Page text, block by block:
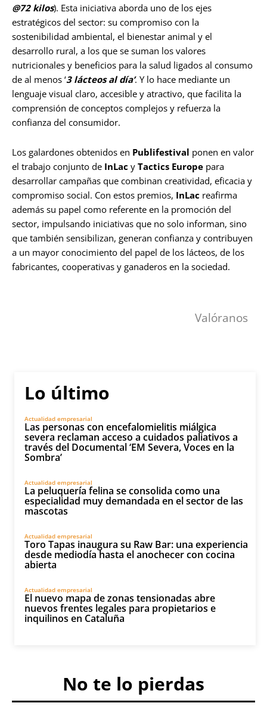
@72 kilos). Esta iniciativa aborda uno de los ejes
estratégicos del sector: su compromiso con la
sostenibilidad ambiental, el bienestar animal y el
desarrollo rural, a los que se suman los valores
nutricionales y beneficios para la salud ligados al consumo
de al menos ‘3 lácteos al día’. Y lo hace mediante un
lenguaje visual claro, accesible y atractivo, que facilita la
comprensión de conceptos complejos y refuerza la
confianza del consumidor.
Los galardones obtenidos en Publifestival ponen en valor
el trabajo conjunto de InLac y Tactics Europe para
desarrollar campañas que combinan creatividad, eficacia y
compromiso social. Con estos premios, InLac reafirma
además su papel como referente en la promoción del
sector, impulsando iniciativas que no solo informan, sino
que también sensibilizan, generan confianza y contribuyen
a un mayor conocimiento del papel de los lácteos, de los
fabricantes, cooperativas y ganaderos en la sociedad.
Valóranos
Lo último
Actualidad empresarial
Las personas con encefalomielitis miálgica
severa reclaman acceso a cuidados paliativos a
través del Documental ‘EM Severa, Voces en la
Sombra’
Actualidad empresarial
La peluquería felina se consolida como una
especialidad muy demandada en el sector de las
mascotas
Actualidad empresarial
Toro Tapas inaugura su Raw Bar: una experiencia
desde mediodía hasta el anochecer con cocina
abierta
Actualidad empresarial
El nuevo mapa de zonas tensionadas abre
nuevos frentes legales para propietarios e
inquilinos en Cataluña
No te lo pierdas